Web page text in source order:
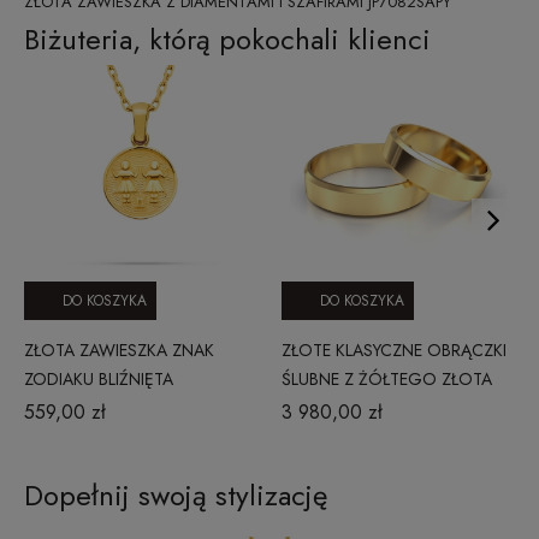
Biżuteria, którą pokochali klienci
ZŁOTA ZAWIESZKA ZNAK
ZODIAKU BLIŹNIĘTA
559,00 zł
DO KOSZYKA
ZŁOTE KLASYCZNE OBRĄCZKI
ŚLUBNE Z ŻÓŁTEGO ZŁOTA
PR. 333 FAZOWANE 5 MM
3 980,00 zł
DO KOSZYKA
Dopełnij swoją stylizację